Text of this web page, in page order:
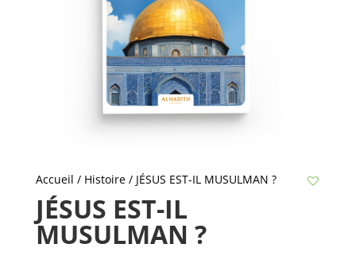
Accueil / Histoire/ JÉSUS EST-IL MUSULMAN ?
JÉSUS EST-IL
MUSULMAN ?